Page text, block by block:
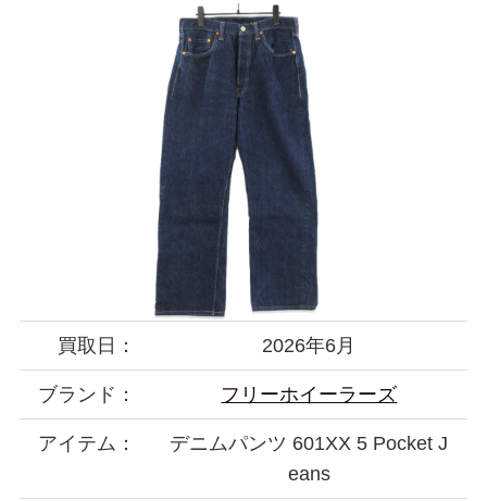
買取日： 2026年6月
ブランド： フリーホイーラーズ
アイテム：
デニムパンツ 601XX 5 Pocket J
eans